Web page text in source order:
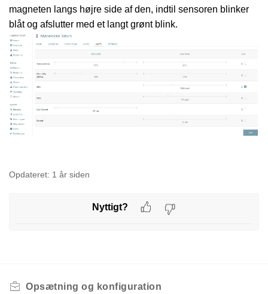
magneten langs højre side af den, indtil sensoren blinker
blåt og afslutter med et langt grønt blink.
Opdateret: 1 år siden
Nyttigt?
Opsætning og konfiguration